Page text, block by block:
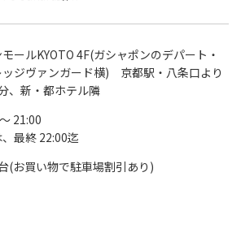
ールKYOTO 4F(ガシャポンのデパート・
ッジヴァンガード横) 京都駅・八条口より
、新・都ホテル隣
21:00
最終 22:00迄
(お買い物で駐車場割引あり)